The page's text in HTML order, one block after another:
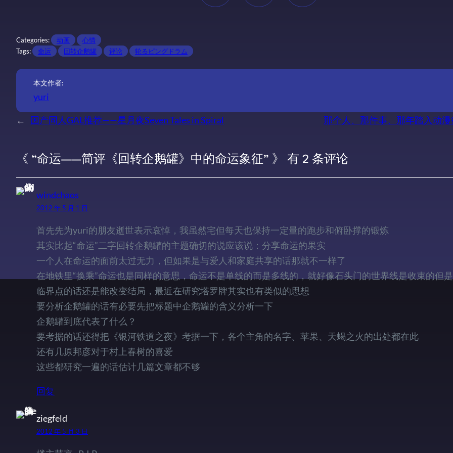
Categories: 动画
心情
Tags:
命运 回转企鹅罐 评论 轮るピングドラム
本文作者:
yuri
← 国产同人GAL推荐——星月夜Seven Tales in Spiral 那个人、那件事、那年踏入动
《 “命运——简评《回转企鹅罐》中的命运象征” 》 有 2 条评论
windchaos
2012 年 5 月 1 日
首先先为yuri的朋友逝世表示哀悼，我虽然宅但每天也保持一定量的跑步和俯卧撑的锻炼
其实比起“命运”二字回转企鹅罐的主题确切的说应该说：分享命运的果实
一个人在命运的面前太过无力，但如果是与爱人和家庭共享的话那就不一样了
在地铁里“换乘”命运也是同样的意思，命运不是单线的而是多线的，就好像石头门的世界线是收束的但
临界点的话还是能改变结局，最近在研究塔罗牌其实也有类似的思想
要分析企鹅罐的话有必要先把标题中企鹅罐的含义分析一下
企鹅罐到底代表了什么？
要考据的话还得把《银河铁道之夜》考据一下，各个主角的名字、苹果、天蝎之火的出处都在此
还有几原邦彦对于村上春树的喜爱
这些都研究一遍的话估计几篇文章都不够
回复
ziegfeld
2012 年 5 月 3 日